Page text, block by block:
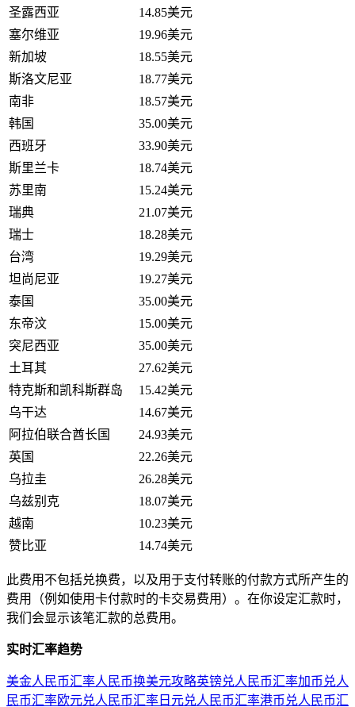
圣露西亚
14.85美元
塞尔维亚
19.96美元
新加坡
18.55美元
斯洛文尼亚
18.77美元
南非
18.57美元
韩国
35.00美元
西班牙
33.90美元
斯里兰卡
18.74美元
苏里南
15.24美元
瑞典
21.07美元
瑞士
18.28美元
台湾
19.29美元
坦尚尼亚
19.27美元
泰国
35.00美元
东帝汶
15.00美元
突尼西亚
35.00美元
土耳其
27.62美元
特克斯和凯科斯群岛
15.42美元
乌干达
14.67美元
阿拉伯联合酋长国
24.93美元
英国
22.26美元
乌拉圭
26.28美元
乌兹别克
18.07美元
越南
10.23美元
赞比亚
14.74美元
此费用不包括兑换费，以及用于支付转账的付款方式所产生的
费用（例如使用卡付款时的卡交易费用）。在你设定汇款时，
我们会显示该笔汇款的总费用。
实时汇率趋势
美金人民币汇率人民币换美元攻略英镑兑人民币汇率加币兑人
民币汇率欧元兑人民币汇率 日元兑人民币汇率港币兑人民币汇